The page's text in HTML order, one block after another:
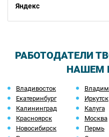
Яндекс
РАБОТОДАТЕЛИ
НАШЕМ
Владивосток
Екатеринбург
Иркутск
Калининград
Калуга
Красноярск
Москва
Новосибирск
Пермь